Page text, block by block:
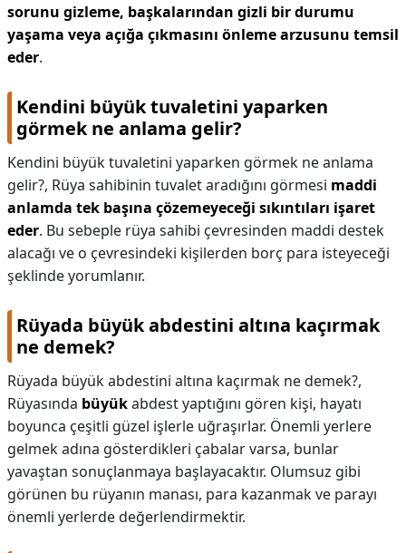
sorunu gizleme, başkalarından gizli bir durumu
yaşama veya açığa çıkmasını önleme arzusunu temsil
eder.
Kendini büyük tuvaletini yaparken
görmek ne anlama gelir?
Kendini büyük tuvaletini yaparken görmek ne anlama
gelir?, Rüya sahibinin tuvalet aradığını görmesi maddi
anlamda tek başına çözemeyeceği sıkıntıları işaret
eder. Bu sebeple rüya sahibi çevresinden maddi destek
alacağı ve o çevresindeki kişilerden borç para isteyeceği
şeklinde yorumlanır.
Rüyada büyük abdestini altına kaçırmak
ne demek?
Rüyada büyük abdestini altına kaçırmak ne demek?,
Rüyasında büyükabdest yaptığını gören kişi, hayatı
boyunca çeşitli güzel işlerle uğraşırlar. Önemli yerlere
gelmek adına gösterdikleri çabalar varsa, bunlar
yavaştan sonuçlanmaya başlayacaktır. Olumsuz gibi
görünen bu rüyanın manası, para kazanmak ve parayı
önemli yerlerde değerlendirmektir.